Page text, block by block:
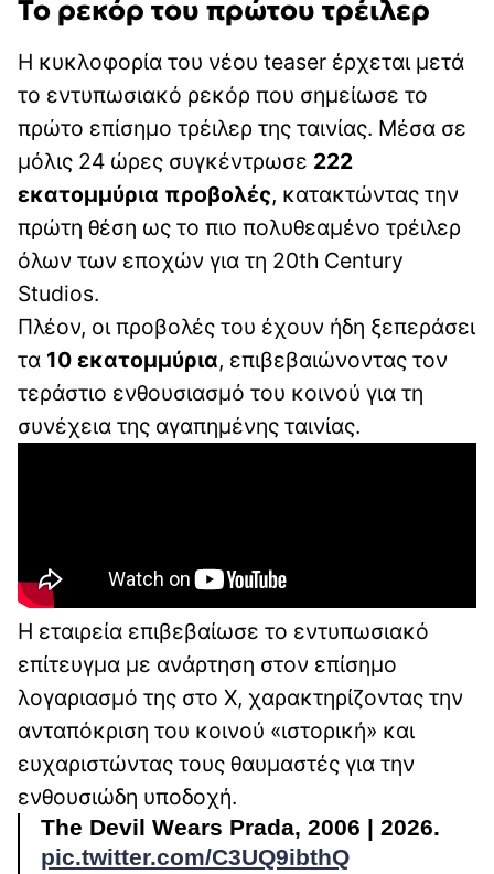
Το ρεκόρ του πρώτου τρέιλερ
Η κυκλοφορία του νέου teaser έρχεται μετά
το εντυπωσιακό ρεκόρ που σημείωσε το
πρώτο επίσημο τρέιλερ της ταινίας. Μέσα σε
μόλις 24 ώρες συγκέντρωσε 222
εκατομμύρια προβολές, κατακτώντας την
πρώτη θέση ως το πιο πολυθεαμένο τρέιλερ
όλων των εποχών για τη 20th Century
Studios.
Πλέον, οι προβολές του έχουν ήδη ξεπεράσει
τα 10 εκατομμύρια, επιβεβαιώνοντας τον
τεράστιο ενθουσιασμό του κοινού για τη
συνέχεια της αγαπημένης ταινίας.
Η εταιρεία επιβεβαίωσε το εντυπωσιακό
επίτευγμα με ανάρτηση στον επίσημο
λογαριασμό της στο X, χαρακτηρίζοντας την
ανταπόκριση του κοινού «ιστορική» και
ευχαριστώντας τους θαυμαστές για την
ενθουσιώδη υποδοχή.
The Devil Wears Prada, 2006 | 2026.
pic.twitter.com/C3UQ9ibthQ